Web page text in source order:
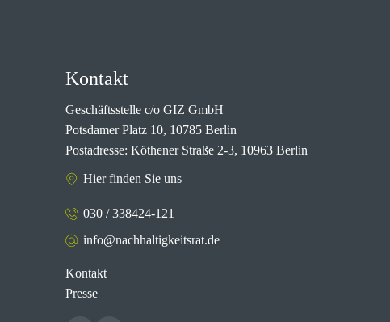
Kontakt
Geschäftsstelle c/o GIZ GmbH
Potsdamer Platz 10, 10785 Berlin
Postadresse: Köthener Straße 2-3, 10963 Berlin
Hier finden Sie uns
030 / 338424-121
info@nachhaltigkeitsrat.de
Kontakt
Presse